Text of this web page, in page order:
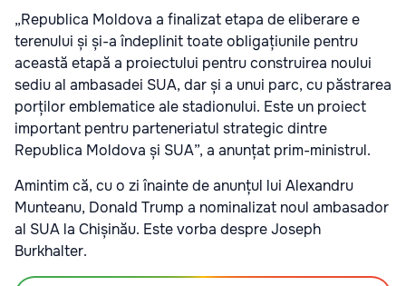
„Republica Moldova a finalizat etapa de eliberare e
terenului și și-a îndeplinit toate obligațiunile pentru
această etapă a proiectului pentru construirea noului
sediu al ambasadei SUA, dar și a unui parc, cu păstrarea
porților emblematice ale stadionului. Este un proiect
important pentru parteneriatul strategic dintre
Republica Moldova și SUA”, a anunțat prim-ministrul.
Amintim că, cu o zi înainte de anunțul lui Alexandru
Munteanu, Donald Trump a nominalizat noul ambasador
al SUA la Chișinău. Este vorba despre Joseph
Burkhalter.